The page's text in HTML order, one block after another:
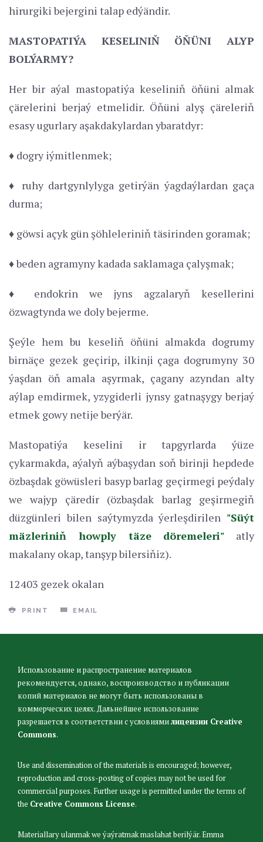
hirurgiki bejergini talap edýändir.
MASTOPATIÝA KESELINIŇ ÖŇÜNI ALYP
BOLÝARMY?
Her bir aýal mastopatiýa keseliniň öňüni almak
çärelerini berjaý etmelidir. Öňüni alyş çäreleriň
esasy ugurlary aşakdakylardan ybaratdyr:
♦ dogry iýmitlenmek;
♦ ruhy dartgynlylyga getirýän ýagdaýlardan gaça
durma;
♦ göwsi açyk gün şöhleleriniň täsirinden goramak;
♦ beden agramyny kadada saklamaga çalyşmak;
♦ endokrin we jyns agzalaryň kesellerini
özwagtynda we doly bejerme.
Şeýle hem bu keseliň öňüni almakda dogrumy
birnäçe gezek geçirip, ilkinji çaga dogrumyny 30
ýaşdan öň amala aşyrmak, çagany azyndan alty
aýlap emdirmek, yzygiderli jynsy gatnaşygy berjaý
etmek gowy netije berýär.
Mastopatiýa keselini ir tapgyrlarda ýüze
çykarmakda, aýalyň aýbaşydan soň birinji hepdede
özbaşdak göwüsleri basyp barlag geçirmegi peýdaly
we wajyp çäredir (özbaşdak barlag geşirmegiň
düzgünleri bilen saýtymyzda ýerleşdirilen "Süýt
mäzleriniň howply täze döremeleri" atly
makalany okap, tanşyp bilersiňiz).
12403 gezek okalan
PRINT EMAIL
Использование и распространение материалов
рекомендуется, однако, воспроизводство и публикации
копий материалов не могут быть использованы в
коммерческих целях. Дальнейшее использование
разрешается в соответствии с условиямилицензии Creative
Commons.
Use and dissemination of the materials is encouraged; however,
reproduction and cross-posting of copies may not be used for
commercial purposes. Further usage is permitted under the terms of
the Creative Commons License.
Materiallary ulanmak we ýaýratmak maslahat berilýär. Emma